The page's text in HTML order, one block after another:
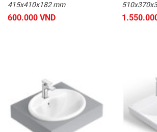
415x410x182 mm
600.000 VND